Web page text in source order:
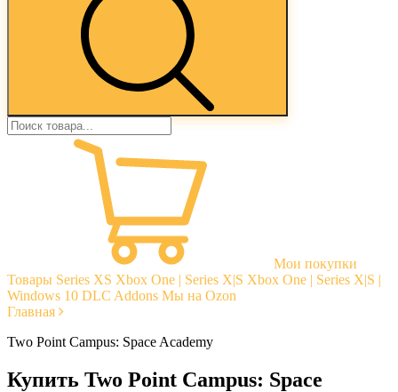
Мои покупки
Товары Series XS Xbox One | Series X|S Xbox One | Series X|S |
Windows 10 DLC Addons Мы на Ozon
Главная
Two Point Campus: Space Academy
Купить Two Point Campus: Space